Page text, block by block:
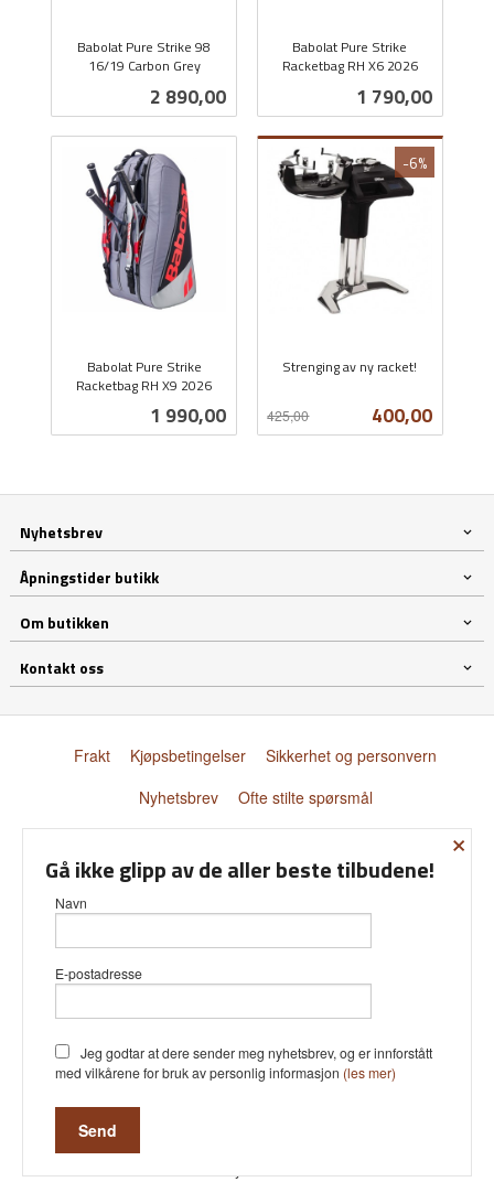
Babolat Pure Strike 98
16/19 Carbon Grey
Pris
2 890,00
Babolat Pure Strike
Racketbag RH X6 2026
Pris
1 790,00
Babolat Pure Strike
Racketbag RH X9 2026
Pris
1 990,00
Strenging av ny racket!
Tilbud
400,00
425,00
-6%
Nyhetsbrev
Åpningstider butikk
Om butikken
Kontakt oss
Frakt Kjøpsbetingelser
Sikkerhet og personvern
Nyhetsbrev
Ofte stilte spørsmål
Vår nettbutikk bruker cookies slik at
bruker cookies hovedsaklig til å lagre
innloggingsdetaljer og huske hva du
Fortsett å bruke siden som normalt
×
Gå ikke glipp av de aller beste tilbudene!
Navn
E-postadresse
Jeg godtar at dere sender meg nyhetsbrev, og er innforstått
med vilkårene for bruk av personlig informasjon (les mer)